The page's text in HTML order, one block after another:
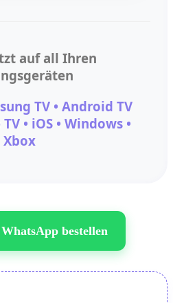
auf all Ihren
TV • Android TV
• iOS • Windows •
Xbox
bestellen